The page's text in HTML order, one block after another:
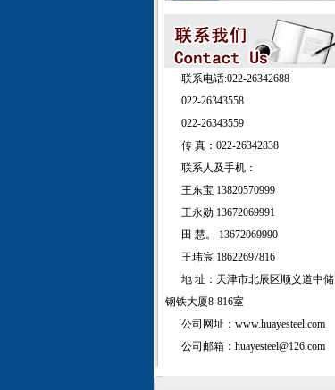
联系电话:022-26342688
022-26343558
022-26343559
传 真：022-26342838
联系人及手机：
王东宝 13820570999
王永勋 13672069991
田 慧。 13672069990
王玮宸 18622697816
地 址：天津市北辰区顺义道中储
钢铁大厦8-816室
公司网址：www.huayesteel.com
公司邮箱：huayesteel@126.com